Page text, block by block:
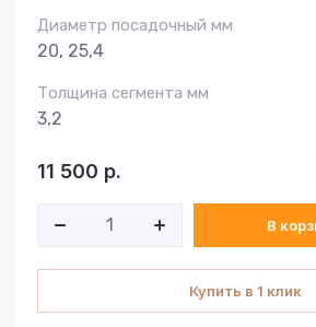
Диаметр посадочный мм
20, 25,4
Толщина сегмента мм
3,2
11 500 р.
В
Купить в 1 клик